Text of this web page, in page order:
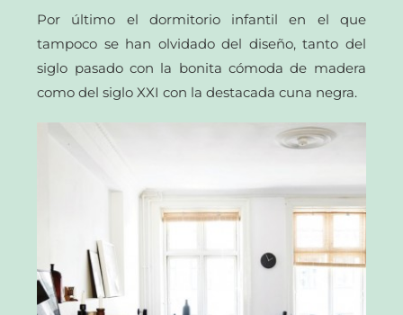
Por último el dormitorio infantil en el que
tampoco se han olvidado del diseño, tanto del
siglo pasado con la bonita cómoda de madera
como del siglo XXI con la destacada cuna negra.